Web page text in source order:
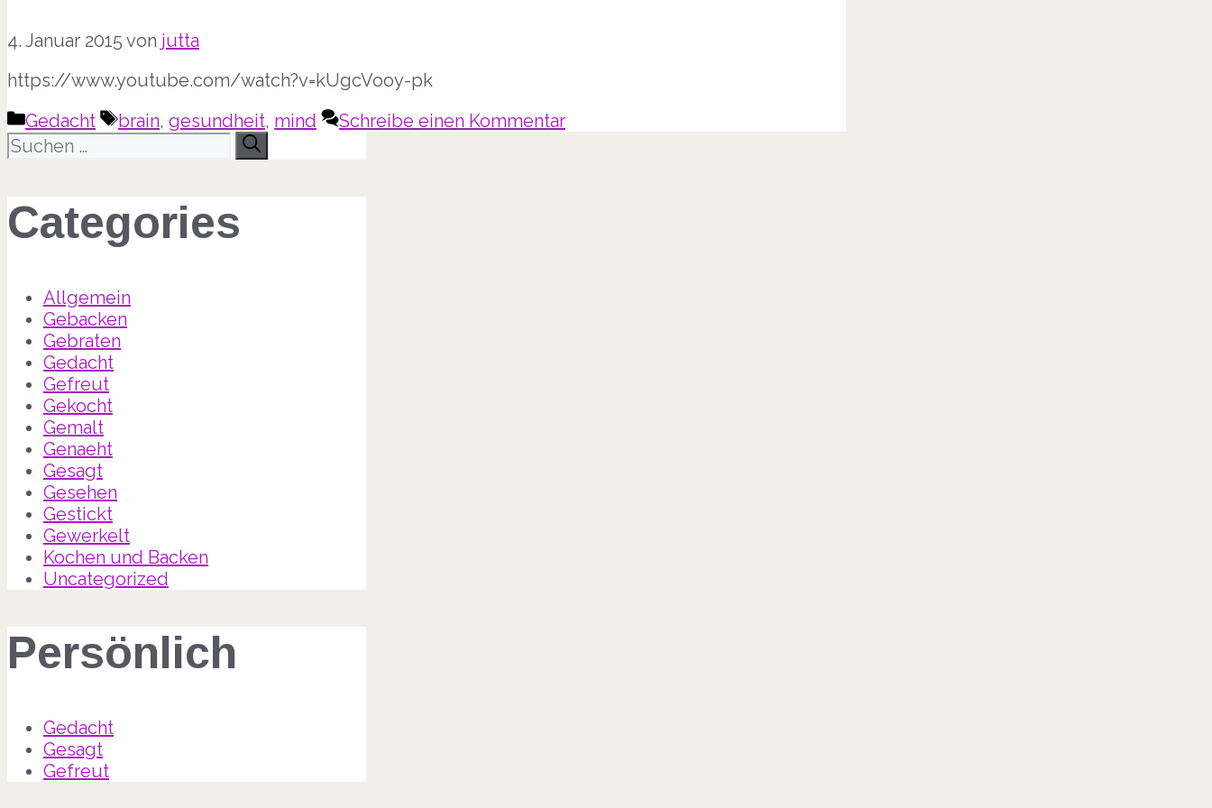
4. Januar 2015 von jutta
https://www.youtube.com/watch?v=kUgcVooy-pk
Kategorien
Gedacht Schlagwörter
brain, gesundheit, mind
Schreibe einen Kommentar
Suche
nach:
Categories
Allgemein
Gebacken
Gebraten
Gedacht
Gefreut
Gekocht
Gemalt
Genaeht
Gesagt
Gesehen
Gestickt
Gewerkelt
Kochen und Backen
Uncategorized
Persönlich
Gedacht
Gesagt
Gefreut